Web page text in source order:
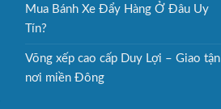
Mua Bánh Xe Đẩy Hàng Ở Đâu Uy
Tín?
Võng xếp cao cấp Duy Lợi – Giao tận
nơi miền Đông